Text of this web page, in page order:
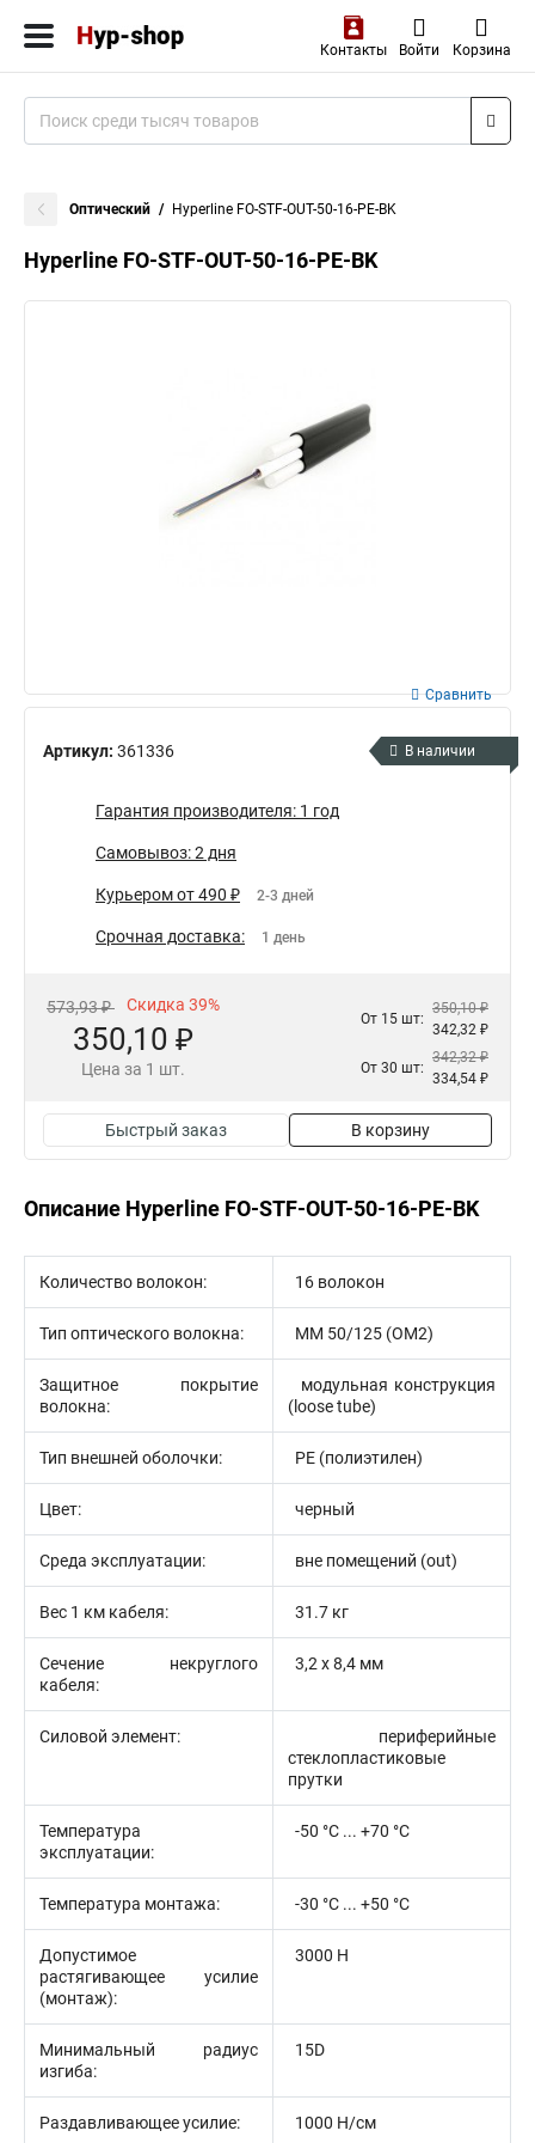
Контакты Войти Корзина
Оптический Hyperline FO-STF-OUT-50-16-PE-BK
Hyperline FO-STF-OUT-50-16-PE-BK
Артикул: 361336
Сравнить
В наличии
Гарантия производителя: 1 год
Самовывоз: 2 дня
Курьером от 490 ₽ 2-3 дней
Срочная доставка: 1 день
573,93 ₽ Скидка 39%
350,10 ₽
Цена за 1 шт.
От 15 шт:
350,10 ₽
342,32 ₽
От 30 шт:
342,32 ₽
334,54 ₽
Быстрый заказ В корзину
Описание Hyperline FO-STF-OUT-50-16-PE-BK
Количество волокон: 16 волокон
Тип оптического волокна: MM 50/125 (ОМ2)
Защитное покрытие
волокна:
модульная конструкция
(loose tube)
Тип внешней оболочки: PE (полиэтилен)
Цвет: черный
Среда эксплуатации: вне помещений (out)
Вес 1 км кабеля: 31.7 кг
Сечение некруглого
кабеля:
3,2 х 8,4 мм
Силовой элемент:
периферийные
стеклопластиковые
прутки
Температура
эксплуатации:
-50 °С ... +70 °С
Температура монтажа: -30 °С ... +50 °С
Допустимое
растягивающее усилие
(монтаж):
3000 Н
Минимальный радиус
изгиба:
15D
Раздавливающее усилие: 1000 Н/см